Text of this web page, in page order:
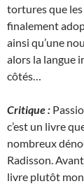
tortures que
finalement
ainsi qu’une
alors la langue
côtés…
Critique :
c’est un livre
nombreux
Radisson.
livre plutôt